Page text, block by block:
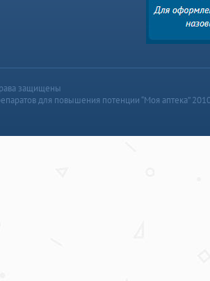
защищены
для повышения потенции “Моя аптека”